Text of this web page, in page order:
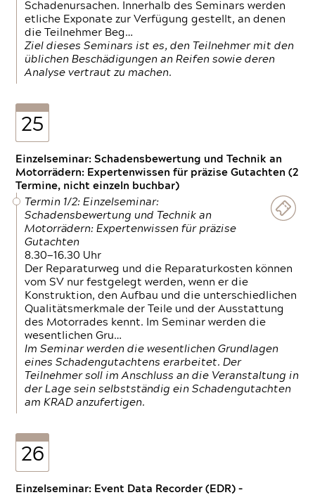
Schadenursachen. Innerhalb des Seminars werden
etliche Exponate zur Verfügung gestellt, an denen
die Teilnehmer Beg…
Ziel dieses Seminars ist es, den Teilnehmer mit den
üblichen Beschädigungen an Reifen sowie deren
Analyse vertraut zu machen.
25
Einzelseminar: Schadensbewertung und Technik an
Motorrädern: Expertenwissen für präzise Gutachten (2
Termine, nicht einzeln buchbar)
Termin 1/2: Einzelseminar:
Schadensbewertung und Technik an
Motorrädern: Expertenwissen für präzise
Gutachten
8.30—16.30 Uhr
Der Reparaturweg und die Reparaturkosten können
vom SV nur festgelegt werden, wenn er die
Konstruktion, den Aufbau und die unterschiedlichen
Qualitätsmerkmale der Teile und der Ausstattung
des Motorrades kennt. Im Seminar werden die
wesentlichen Gru…
Im Seminar werden die wesentlichen Grundlagen
eines Schadengutachtens erarbeitet. Der
Teilnehmer soll im Anschluss an die Veranstaltung in
der Lage sein selbstständig ein Schadengutachten
am KRAD anzufertigen.
26
Einzelseminar: Event Data Recorder (EDR) –